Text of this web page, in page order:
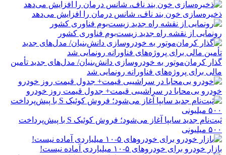
ذخیره‌سازی خون بند ناف، شانس درمان را افزایش می‌دهد
رونمایی از نقشه راه جدید زیست‌بوم فناوری کشور
گذار کرمان‌موتور به خودروسازی دانش‌بنیان/ مدل‌های جدید تأمین
مالی برای پروژه‌های فناورانه رونمایی شد
خودرو بی‌محابا در سراشیبی قیمت+ جدول قیمت روز خودرو
ثبت‌نام جدید سایپا آغاز می‌شود؛ فروش کوئیک S با پیش‌پرداخت
۵۰۰ میلیونی
بازار خودرو برای خودروهای ۵-۱۰ میلیاردی آماده نیست!